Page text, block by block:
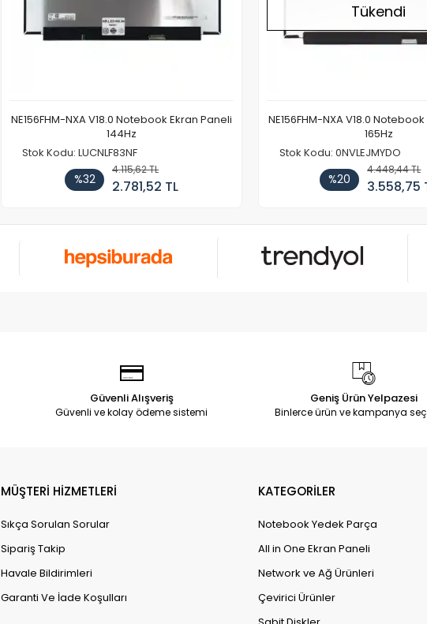
NE156FHM-NXA V18.0 Notebook Ekran Paneli
144Hz
Stok Kodu: LUCNLF83NF
%32
4.115,62 TL
2.781,52 TL
Tükendi
NE156FHM-NXA V18.0
165Hz
Stok Kodu: 0NVLEJMYDO
%20
4.448,44 TL
3.558,75
Güvenli Alışveriş
Güvenli ve kolay ödeme sistemi
Geniş Ürün Yelpazesi
Binlerce ürün ve kampanya
MÜŞTERİ HİZMETLERİ
Sıkça Sorulan Sorular
Sipariş Takip
Havale Bildirimleri
Garanti Ve İade Koşulları
KATEGORİLER
Notebook Yedek Parça
All in One Ekran Paneli
Network ve Ağ Ürünleri
Çevirici Ürünler